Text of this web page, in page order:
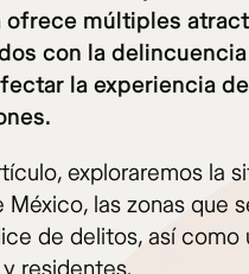
ofrece múltiples
con la
la experiencia
exploraremos la
México, las zonas que
de delitos, así